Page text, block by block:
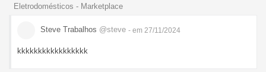
Eletrodomésticos - Marketplace
Steve Trabalhos @steve - em 27/11/2024
kkkkkkkkkkkkkkkkk